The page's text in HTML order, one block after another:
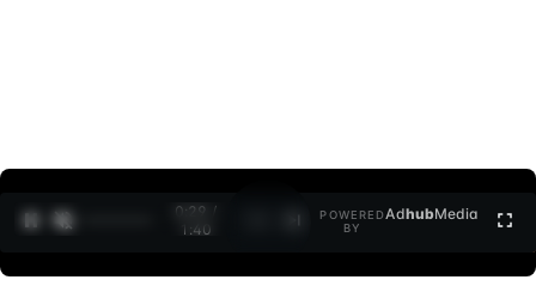
0:30 /
1:40
POWERED
BY
AdhubMedia